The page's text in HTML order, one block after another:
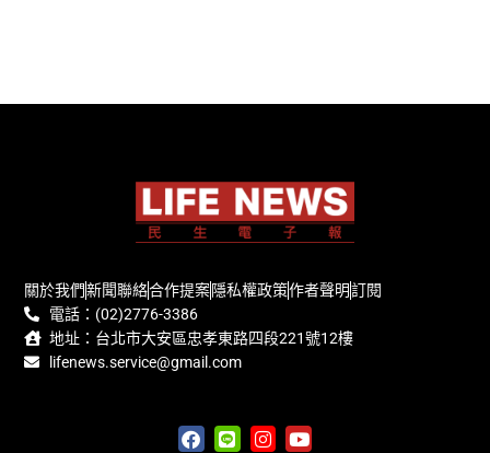
關於我們新聞聯絡合作提案隱私權政策作者聲明訂閱
電話：(02)2776-3386
地址：台北市大安區忠孝東路四段221號12樓
lifenews.service@gmail.com